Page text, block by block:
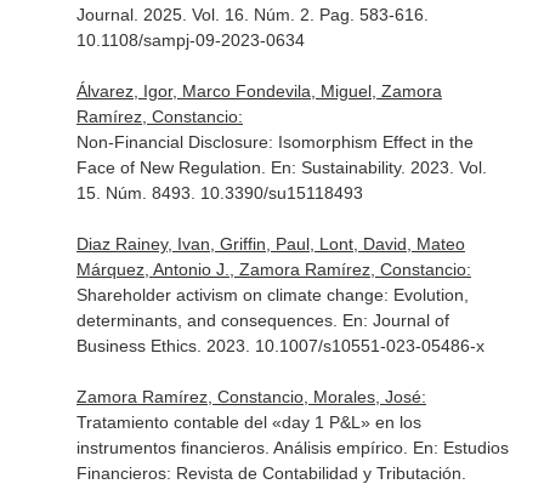
Journal. 2025. Vol. 16. Núm. 2. Pag. 583-616.
10.1108/sampj-09-2023-0634
Álvarez, Igor, Marco Fondevila, Miguel, Zamora
Ramírez, Constancio:
Non-Financial Disclosure: Isomorphism Effect in the
Face of New Regulation. En: Sustainability. 2023. Vol.
15. Núm. 8493. 10.3390/su15118493
Diaz Rainey, Ivan, Griffin, Paul, Lont, David, Mateo
Márquez, Antonio J., Zamora Ramírez, Constancio:
Shareholder activism on climate change: Evolution,
determinants, and consequences. En: Journal of
Business Ethics. 2023. 10.1007/s10551-023-05486-x
Zamora Ramírez, Constancio, Morales, José:
Tratamiento contable del «day 1 P&L» en los
instrumentos financieros. Análisis empírico. En: Estudios
Financieros: Revista de Contabilidad y Tributación